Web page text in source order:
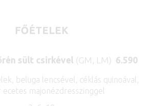
FŐÉTELEK
sült csirkével (GM, LM) 6.590
beluga lencsével, céklás quinoával,
ecetes majonézdresszinggel